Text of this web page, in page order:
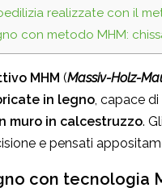
realizzate con il
con metodo MHM:
MHM (Massiv-Holz-
in legno , capace
muro in calcestruzzo.
e pensati
con tecnologia